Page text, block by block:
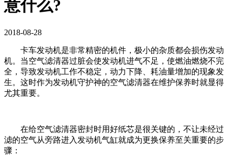
意什么?
2018-08-28
卡车发动机是非常精密的机件，极小的杂质都会损伤发动
机。当空气滤清器过脏会使发动机进气不足，使燃油燃烧不完
全，导致发动机工作不稳定，动力下降、耗油量增加的现象发
生。这时作为发动机守护神的空气滤清器在维护保养时就显得
尤其重要。
在给空气滤清器密封时用好纸芯是很关键的，不让未经过
滤的空气从旁路进入发动机气缸就成为更换保养至关重要的步
骤：